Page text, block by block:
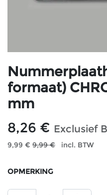
formaat)
mm
8,26 € Exclusief
9,99 € 9,99€ incl. BTW
OPMERKING